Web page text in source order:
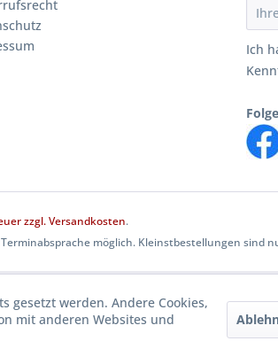
Ich
zzgl.Versandkosten.
möglich. Kleinstbestellungen sind
gesetzt werden. Andere Cookies,
mit anderen Websites und